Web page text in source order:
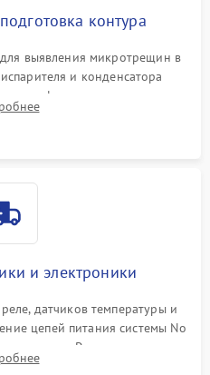
контура
выявления микротрещин в
и конденсатора
фильтра-осушителя и
для устранения засоров.
и электроники
датчиков температуры и
цепей питания системы No
Ремонт или замена
сбоях алгоритмов.